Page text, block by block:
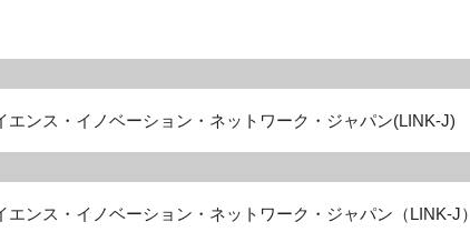
エンス・イノベーション・ネットワーク・ジャパン(LINK-J)
ンス・イノベーション・ネットワーク・ジャパン（LINK-J）